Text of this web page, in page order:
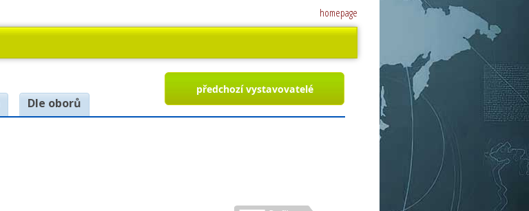
homepage
předchozí vystavovatelé
Dle oborů